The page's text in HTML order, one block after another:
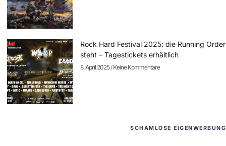
Rock Hard Festival 2025: die Running Order
steht – Tagestickets erhältlich
8. April 2025 Keine Kommentare
SCHAMLOSE EIGENWERBUNG